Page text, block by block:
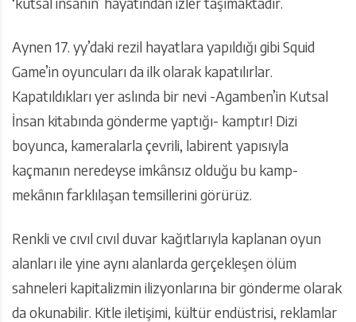
Aynen 17. yy’daki rezil hayatlara yapıldığı gibi Squid
Game’in oyuncuları da ilk olarak kapatılırlar.
Kapatıldıkları yer aslında bir nevi -Agamben’in Kutsal
İnsan kitabında gönderme yaptığı- kamptır! Dizi
boyunca, kameralarla çevrili, labirent yapısıyla
kaçmanın neredeyse imkânsız olduğu bu kamp-
mekânın farklılaşan temsillerini görürüz.
Renkli ve cıvıl cıvıl duvar kağıtlarıyla kaplanan oyun
alanları ile yine aynı alanlarda gerçekleşen ölüm
sahneleri kapitalizmin ilizyonlarına bir gönderme olarak
da okunabilir. Kitle iletişimi, kültür endüstrisi, reklamlar